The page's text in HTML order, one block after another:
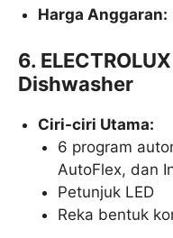
Harga Anggaran:
6.
Dishwasher
Ciri-ciri Utama:
6 program
AutoFlex, dan
Petunjuk LED
Reka bentuk